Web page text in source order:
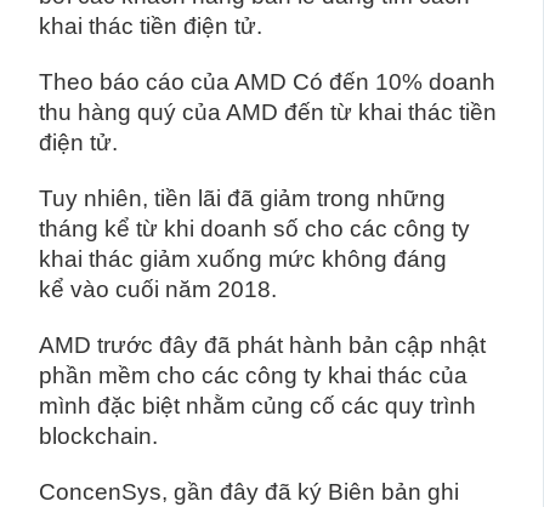
khai thác tiền điện tử.
Theo báo cáo của AMD Có đến 10% doanh
thu hàng quý của AMD đến từ khai thác tiền
điện tử.
Tuy nhiên, tiền lãi đã giảm trong những
tháng kể từ khi doanh số cho các công ty
khai thác giảm xuống mức không đáng
kể vào cuối năm 2018.
AMD trước đây đã phát hành bản cập nhật
phần mềm cho các công ty khai thác của
mình đặc biệt nhằm củng cố các quy trình
blockchain.
ConcenSys, gần đây đã ký Biên bản ghi